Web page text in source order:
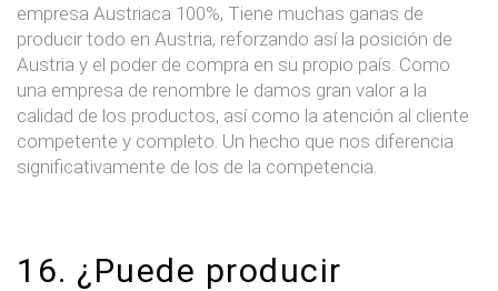
empresa Austriaca 100%, Tiene muchas ganas de
producir todo en Austria, reforzando así la posición de
Austria y el poder de compra en su propio país. Como
una empresa de renombre le damos gran valor a la
calidad de los productos, así como la atención al cliente
competente y completo. Un hecho que nos diferencia
significativamente de los de la competencia.
16. ¿Puede producir